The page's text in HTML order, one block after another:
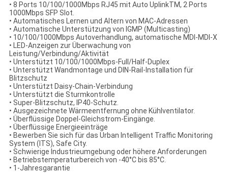
• 8 Ports 10/100/1000Mbps RJ45 mit Auto UplinkTM, 2 Ports
1000Mbps SFP Slot.
• Automatisches Lernen und Altern von MAC-Adressen
• Automatische Unterstützung von IGMP (Multicasting)
• 10/100/1000Mbps Autoverhandlung, automatische MDI-MDI-X
• LED-Anzeigen zur Überwachung von
Leistung/Verbindung/Aktivität
• Unterstützt 10/100/1000Mbps-Full/Half-Duplex
• Unterstützt Wandmontage und DIN-Rail-Installation für
Blitzschutz
• Unterstützt Daisy-Chain-Verbindung
• Unterstützt die Sturmkontrolle
• Super-Blitzschutz, IP40-Schutz.
• Ausgezeichnete Wärmeentfernung ohne Kühlventilator.
• Überflüssige Doppel-Gleichstrom-Eingänge.
• Überflüssige Energieeinträge
• Bewerben Sie sich für das Urban Intelligent Traffic Monitoring
System (ITS), Safe City.
• Schwierige Industrieumgebung oder höhere Anforderungen
• Betriebstemperaturbereich von -40°C bis 85°C.
• 1-Jahresgarantie